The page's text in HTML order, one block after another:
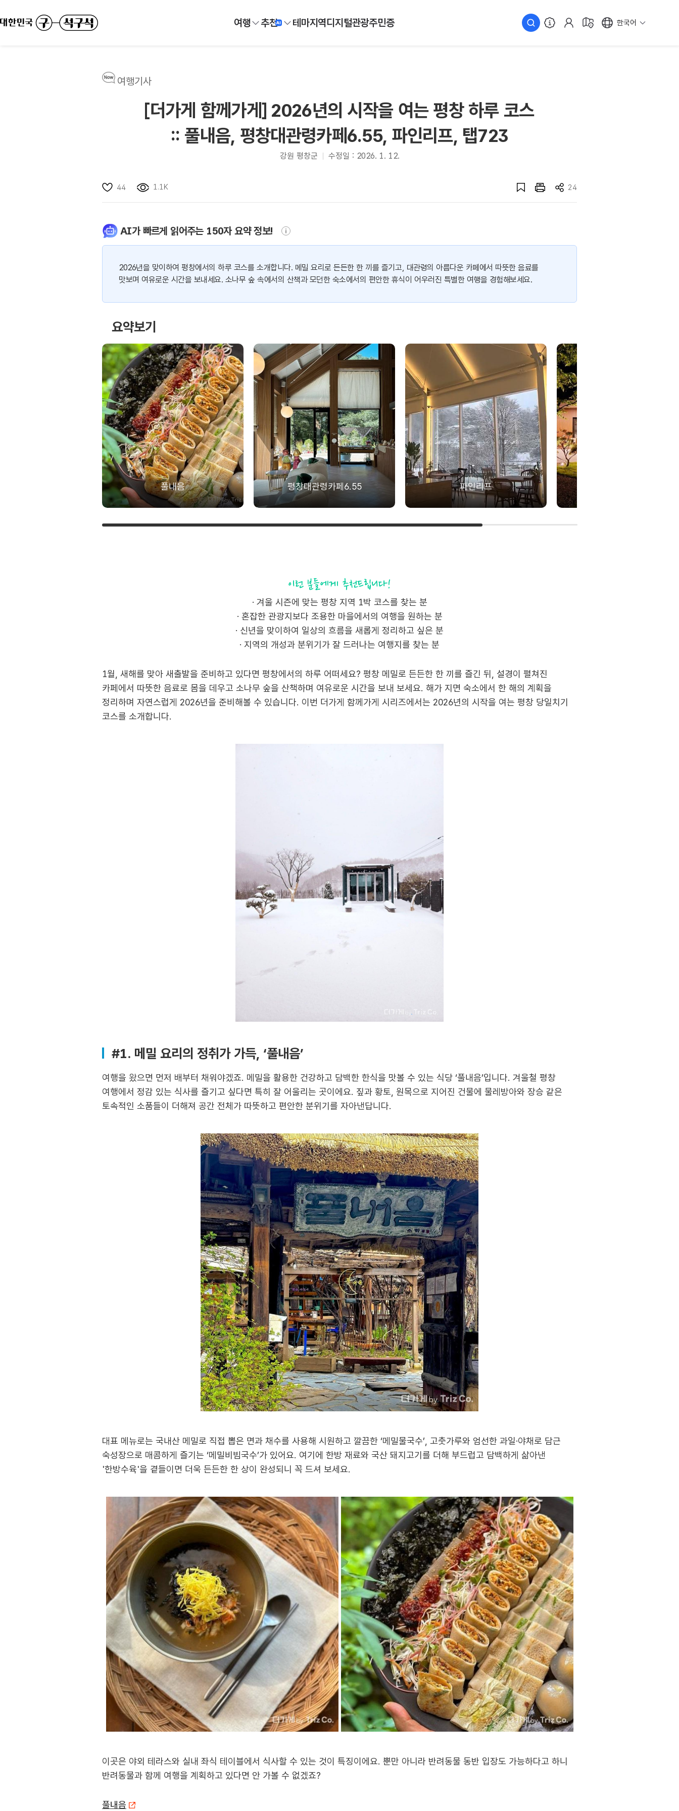
여행 추천 테마지역디지털관광주민증 한국어
여행기사
[더가게 함께가게] 2026년의 시작을 여는 평창 하루 코스
:: 풀내음, 평창대관령카페6.55, 파인리프, 탭723
강원 평창군 수정일 : 2026. 1. 12.
44 1.1K 24
AI가 빠르게 읽어주는 150자 요약 정보!
2026년을 맞이하여 평창에서의 하루 코스를 소개합니다. 메밀 요리로 든든한 한 끼를 즐기고, 대관령의 아름다운 카페에서 따뜻한 음료를
맛보며 여유로운 시간을 보내세요. 소나무 숲 속에서의 산책과 모던한 숙소에서의 편안한 휴식이 어우러진 특별한 여행을 경험해보세요.
요약보기
풀내음 평창대관령카페6.55 파인리프
이런 분들에게 추천드립니다!
· 겨울 시즌에 맞는 평창 지역 1박 코스를 찾는 분
· 혼잡한 관광지보다 조용한 마을에서의 여행을 원하는 분
· 신년을 맞이하여 일상의 흐름을 새롭게 정리하고 싶은 분
· 지역의 개성과 분위기가 잘 드러나는 여행지를 찾는 분
1월, 새해를 맞아 새출발을 준비하고 있다면 평창에서의 하루 어떠세요? 평창 메밀로 든든한 한 끼를 즐긴 뒤, 설경이 펼쳐진
카페에서 따뜻한 음료로 몸을 데우고 소나무 숲을 산책하며 여유로운 시간을 보내 보세요. 해가 지면 숙소에서 한 해의 계획을
정리하며 자연스럽게 2026년을 준비해볼 수 있습니다. 이번 더가게 함께가게 시리즈에서는 2026년의 시작을 여는 평창 당일치기
코스를 소개합니다.
#1. 메밀 요리의 정취가 가득, ‘풀내음’
여행을 왔으면 먼저 배부터 채워야겠죠. 메밀을 활용한 건강하고 담백한 한식을 맛볼 수 있는 식당 ‘풀내음’입니다. 겨울철 평창
여행에서 정감 있는 식사를 즐기고 싶다면 특히 잘 어울리는 곳이에요. 짚과 황토, 원목으로 지어진 건물에 물레방아와 장승 같은
토속적인 소품들이 더해져 공간 전체가 따뜻하고 편안한 분위기를 자아낸답니다.
대표 메뉴로는 국내산 메밀로 직접 뽑은 면과 채수를 사용해 시원하고 깔끔한 ‘메밀물국수’, 고춧가루와 엄선한 과일·야채로 담근
숙성장으로 매콤하게 즐기는 ‘메밀비빔국수’가 있어요. 여기에 한방 재료와 국산 돼지고기를 더해 부드럽고 담백하게 삶아낸
'한방수육'을 곁들이면 더욱 든든한 한 상이 완성되니 꼭 드셔 보세요.
이곳은 야외 테라스와 실내 좌식 테이블에서 식사할 수 있는 것이 특징이에요. 뿐만 아니라 반려동물 동반 입장도 가능하다고 하니
반려동물과 함께 여행을 계획하고 있다면 안 가볼 수 없겠죠?
풀내음